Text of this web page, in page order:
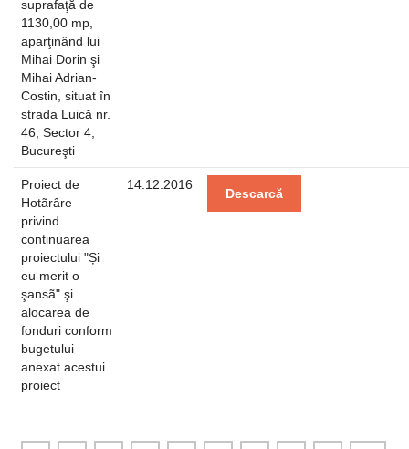
suprafaţă de
1130,00 mp,
aparţinând lui
Mihai Dorin şi
Mihai Adrian-
Costin, situat în
strada Luică nr.
46, Sector 4,
Bucureşti
Proiect de
Hotãrâre
privind
continuarea
proiectului "Și
eu merit o
şansã" şi
alocarea de
fonduri conform
bugetului
anexat acestui
proiect
14.12.2016
Descarcă